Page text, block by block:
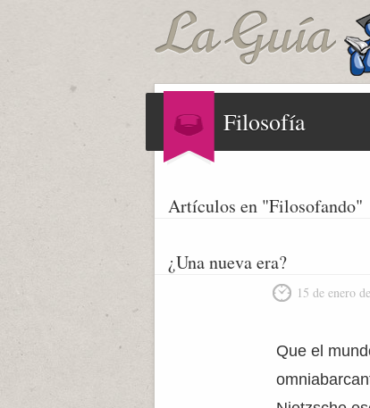
Filosofía
Artículos en "Filosofando"
¿Una nueva era?
15 de enero
Que el